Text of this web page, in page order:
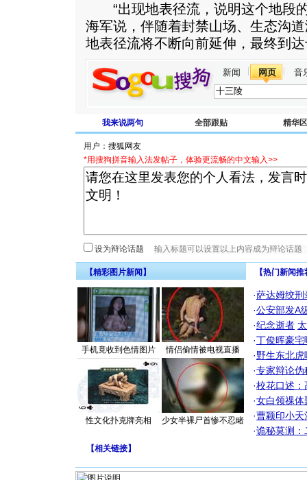
“出现地表径流，说明这个地段
海军说，伴随着封禁山场、生态沟
地表径流将不断向前延伸，最终到
新闻 网页 音
我来说两句 全部跟贴 精华区
用户：
*用搜狗拼音输入法发帖子，体验更流畅的中文输入>>
设为辩论话题
【精彩图片新闻】
手机竟收到色情图片 情侣偷情被电视直播
性文化扑克牌亮相 少女半裸尸首惨不忍睹
【热门新闻
·萨达姆绞刑
·公安部发A
·纪念逝者
·丁俊晖豪
·野生东北
·专家辩论伪
·校花口述：
·女白领祼体
·曹颖印小天
·诡秘莫测：
【相关链接】